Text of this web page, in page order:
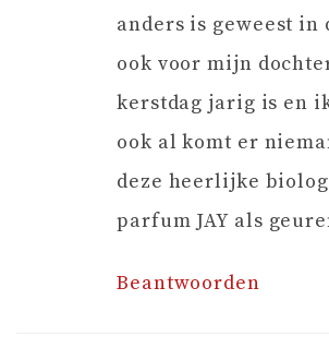
anders is geweest in
ook voor mijn
kerstdag jarig is en
ook al komt er
deze heerlijke
parfum JAY als
Beantwoorden